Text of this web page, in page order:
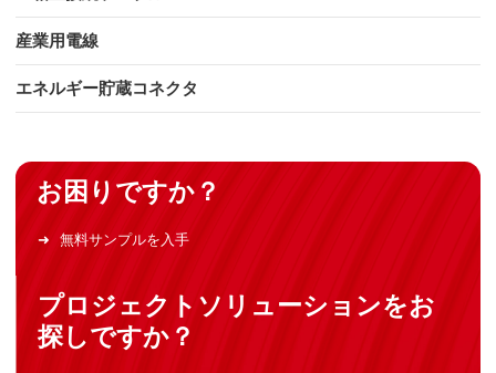
産業用電線
エネルギー貯蔵コネクタ
お困りですか？
無料サンプルを入手
プロジェクトソリューションをお
探しですか？